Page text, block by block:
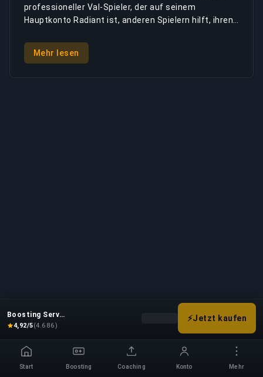
Boosting Service
4,92/5(4.686)
⚡Jetzt kaufen
Wähle deine Boost-Optionen,
professioneller Val-Spieler, der auf seinem
Hauptkonto Radiant ist, anderen Spielern hilft, ihren
ist ein unkomplizierter Prozess, da er auf den
überlegenen Fähigkeiten und dem Talent des
Mehr lesen
Start Boosting Coaching Konto Mehr